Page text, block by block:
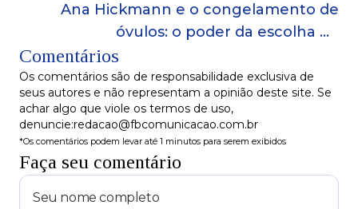
Ana Hickmann e o congelamento de
óvulos: o poder da escolha na
Comentários
Os comentários são de responsabilidade exclusiva de
seus autores e não representam a opinião deste site. Se
achar algo que viole os termos de uso,
denuncie:redacao@fbcomunicacao.com.br
*Os comentários podem levar até 1 minutos para serem exibidos
Faça seu comentário